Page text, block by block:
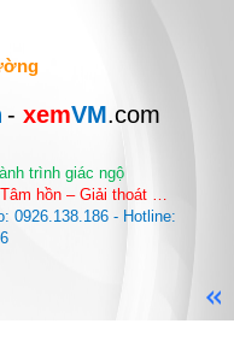
- xemVM.com
trình giác ngộ
hồn – Giải thoát …
0926.138.186 - Hotline: